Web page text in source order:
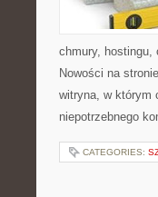
chmury, hostingu,
Nowości na
witryna, w którym
niepotrzebnego
CATEGORIES: